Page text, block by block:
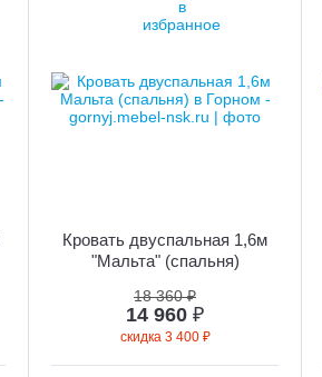
Кровать двуспальная 1,6м
"Мальта" (спальня)
18 360 ₽
14 960 ₽
скидка 3 400 ₽